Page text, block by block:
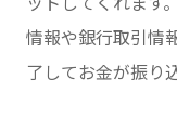
情報や銀行取引情
了してお金が振り